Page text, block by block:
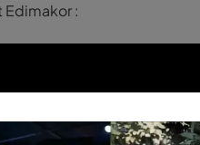
Edimakor :